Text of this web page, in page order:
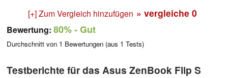
[+] Zum Vergleich hinzufügen » vergleiche 0
Bewertung: 80%- Gut
Durchschnitt von 1 Bewertungen (aus 1 Tests)
Testberichte für das Asus ZenBook Flip S